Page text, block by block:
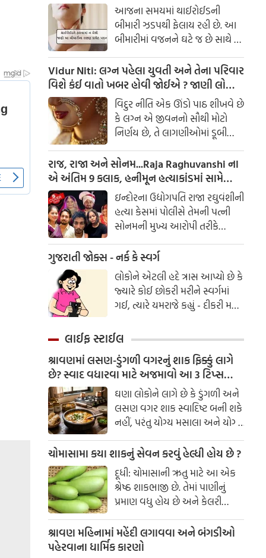
આજના સમયમાં થાઈરોઈડની
બીમારી ઝડપથી ફેલાય રહી છે. આ
બીમારીમાં વજનને ઘટે જ છે સાથે જ
હોર્મોન પણ ગડબડ થઈ જાય છે.
આર્યુવેદનુ માનીએ તો થાઈરોઈડ
થવાનુ કારણ પિત્ત અને કફ સાથે
સંબંધિત છે. થાઈરોઈડ ગ્લેંડ આપણા
શરીરમાં જોવા મળનારી સૌથી મોટી
અંતસ્ત્રાવી ગ્રંથિયોમાંથી એક છે.
Vidur Niti: લગ્ન પહેલા યુવતી અને તેના પરિવાર
વિશે કંઈ વાતો ખબર હોવી જોઈએ ? જાણી લો
નહી તો થશે પસ્તાવોવિદુર નીતિ એક ઊંડો પાઠ શીખવે છે
કે લગ્ન એ જીવનનો સૌથી મોટો
નિર્ણય છે, તે લાગણીઓમાં ડૂબી
જઈને ન લેવો જોઈએ. લગ્ન પહેલાં
કેટલીક બાબતો જાણવી જરૂરી છે, જે
પાછળથી સંબંધનો પાયો નક્કી કરે
રાજ, રાજા અને સોનમ...Raja Raghuvanshi ના
એ અંતિમ 9 કલાક, હનીમૂન હત્યાકાંડમાં સામે
આવ્યા નવા FACTSઇન્દોરના ઉદ્યોગપતિ રાજા રઘુવંશીની
હત્યા કેસમાં પોલીસે તેમની પત્ની
સોનમની મુખ્ય આરોપી તરીકે
ધરપકડ કરી છે. શરૂઆતની
તપાસમાં જાણવા મળ્યું છે કે સોનમે
તેના પતિની હત્યા કરી હતી અને
લાશ મેઘાલયમાં ખાડામાં ફેંકી દીધી
હતી. સોનમે ત્રણ હત્યારાઓની મદદ
લીધી હતી અને હનીમૂન દરમિયાન
ગુજરાતી જોક્સ - નર્ક કે સ્વર્ગ
લોકોને એટલી હદે ત્રાસ આપ્યો છે કે
જ્યારે કોઈ છોકરી મરીને સ્વર્ગમાં
ગઈ, ત્યારે યમરાજે કહ્યું - દીકરી મને
છોકરી -
લાઈફ સ્ટાઈલ
શ્રાવણમાં લસણ-ડુંગળી વગરનું શાક ફિક્કું લાગે
છે? સ્વાદ વધારવા માટે અજમાવો આ 3 ટિપ્સ
લસણ-ડુંગળી વગર સ્વાદિષ્ટ શાક કેવી રીતે
બનાવવું?
ઘણા લોકોને લાગે છે કે ડુંગળી અને
લસણ વગર શાક સ્વાદિષ્ટ બની શકે
નહીં, પરંતુ યોગ્ય મસાલા અને યોગ્ય
સમયે વઘાર કરવાથી શાકના
સ્વાદમાં ઘણો ફરક પડી શકે છે.
કેટલીક સરળ કિચન ટ્રિક્સની
મદદથી તમે કોઈપણ શાકને સ્વાદિષ્ટ
બનાવી શકો છો.
ચોમાસામા કયા શાકનું સેવન કરવું હેલ્ધી હોય છે ?
દૂધી: ચોમાસાની ઋતુ માટે આ એક
શ્રેષ્ઠ શાકભાજી છે. તેમાં પાણીનું
પ્રમાણ વધુ હોય છે અને કેલરી
ઓછી હોય છે. તે હલકું હોય છે અને
સ્વસ્થ પાચનતંત્ર જાળવવામાં મદદ
કરે છે.
શ્રાવણ મહિનામાં મહેંદી લગાવવા અને બંગડીઓ
પહેરવાના ધાર્મિક કારણો